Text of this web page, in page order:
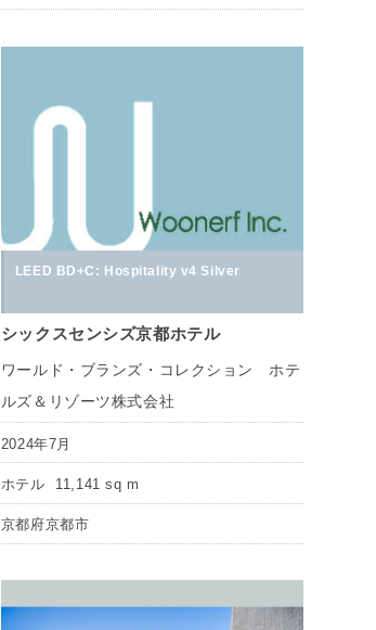
LEED BD+C: Hospitality v4 Silver
シックスセンシズ京都ホテル
ワールド・ブランズ・コレクション ホテ
ルズ＆リゾーツ株式会社
2024年7月
ホテル 11,141 sq m
京都府京都市